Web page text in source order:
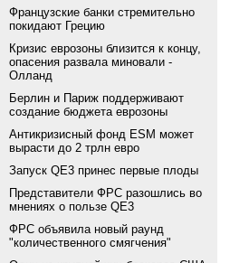
Французские банки стремительно
покидают Грецию
Кризис еврозоны близится к концу,
опасения развала миновали -
Олланд
Берлин и Париж поддерживают
создание бюджета еврозоны
Антикризисный фонд ESM может
вырасти до 2 трлн евро
Запуск QE3 принес первые плоды
Представители ФРС разошлись во
мнениях о пользе QE3
ФРС объявила новый раунд
"количественного смягчения"